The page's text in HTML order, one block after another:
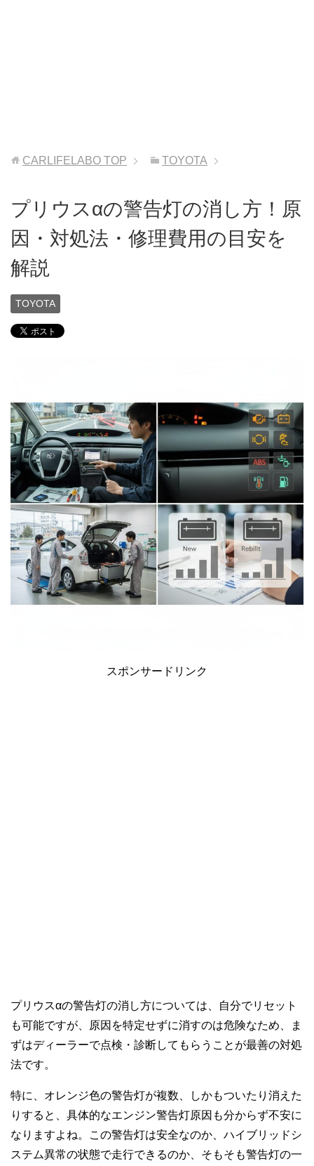
CARLIFELABO TOP TOYOTA
プリウスαの警告灯の消し方！原
因・対処法・修理費用の目安を
解説
TOYOTA
スポンサードリンク
プリウスαの警告灯の消し方については、自分でリセット
も可能ですが、原因を特定せずに消すのは危険なため、ま
ずはディーラーで点検・診断してもらうことが最善の対処
法です。
特に、オレンジ色の警告灯が複数、しかもついたり消えた
りすると、具体的なエンジン警告灯原因も分からず不安に
なりますよね。この警告灯は安全なのか、ハイブリッドシ
ステム異常の状態で走行できるのか、そもそも警告灯の一